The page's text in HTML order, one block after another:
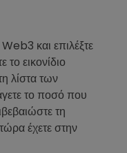
και επιλέξτε
εικονίδιο
λίστα των
το ποσό που
τη
έχετε στην